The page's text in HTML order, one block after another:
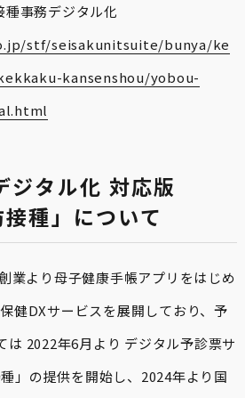
種事務デジタル化
stf/seisakunitsuite/bunya/ke
kansenshou/yobou-
ジタル化 対応版
種」について
業より母子健康手帳アプリをはじめ
健DXサービスを展開しており、予
は 2022年6月より デジタル予診票サ
」の提供を開始し、2024年より国